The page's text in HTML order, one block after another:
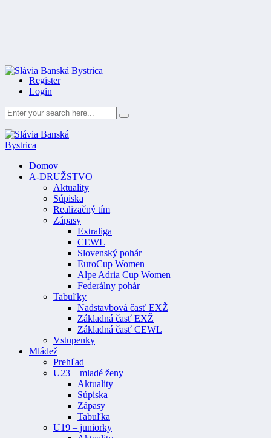
Register
Login
Domov
A-DRUŽSTVO
Aktuality
Súpiska
Realizačný tím
Zápasy
Extraliga
CEWL
Slovenský pohár
EuroCup Women
Alpe Adria Cup Women
Federálny pohár
Tabuľky
Nadstavbová časť EXŽ
Základná časť EXŽ
Základná časť CEWL
Vstupenky
Mládež
Prehľad
U23 – mladé ženy
Aktuality
Súpiska
Zápasy
Tabuľka
U19 – juniorky